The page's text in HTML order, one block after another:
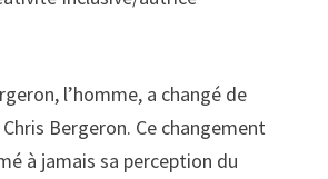
l’homme, a changé de
Bergeron. Ce changement
à jamais sa perception du